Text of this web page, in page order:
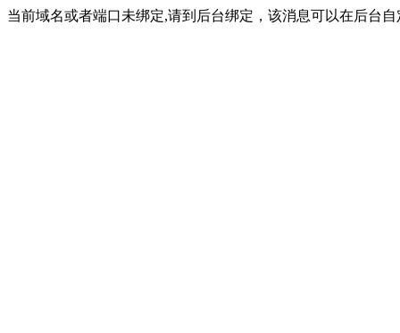
当前域名或者端口未绑定,请到后台绑定，该消息可以在后台自